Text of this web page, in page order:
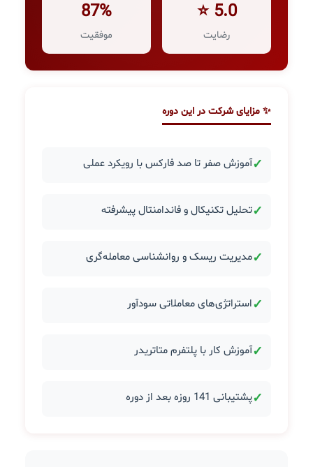
5.0 ⭐
رضایت
87%
موفقیت
✨ مزایای شرکت در این دوره
✓آموزش صفر تا صد فارکس با رویکرد عملی
✓تحلیل تکنیکال و فاندامنتال پیشرفته
✓مدیریت ریسک و روانشناسی معامله‌گری
✓استراتژی‌های معاملاتی سودآور
✓آموزش کار با پلتفرم متاتریدر
✓پشتیبانی 141 روزه بعد از دوره